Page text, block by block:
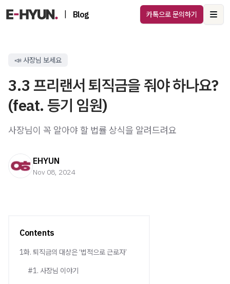
Blog 카톡으로 문의하기
📣 사장님 보세요
3.3 프리랜서 퇴직금을 줘야 하나요?
(feat. 등기 임원)
사장님이 꼭 알아야 할 법률 상식을 알려드려요
EHYUN
Nov 08, 2024
Contents
1화. 퇴직금의 대상은 ‘법적으로 근로자’
#1. 사장님 이야기